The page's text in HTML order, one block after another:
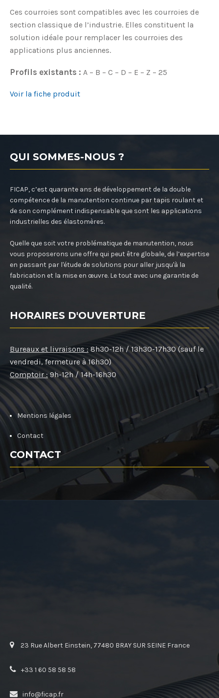
Ces courroies sont compatibles avec les courroies de
section classique de l’industrie. Elles constituent la
solution idéale pour remplacer les courroies des
applications plus anciennes.
Profils existants : A – B – C – D – E – Z – 25
Voir la fiche produit
QUI SOMMES-NOUS ?
FICAP, c’est quarante ans de développement de la double
compétence de la manutention continue par tapis roulant et
de son complément indispensable que sont les applications
industrielles des élastomères.
Quelle que soit votre problématique de manutention, nous
vous proposerons une offre qui peut être globale, de l’expertise
en passant par l'étude de solutions pour aller jusqu'à la
fabrication et la mise en œuvre. Le tout avec une garantie de
qualité.
HORAIRES D'OUVERTURE
Bureaux et livraisons : 8h30-12h / 13h30-17h30 (sauf le
vendredi, fermeture à 16h30)
Comptoir : 9h-12h / 14h-16h30
Mentions légales
Contact
CONTACT
23 Rue Albert Einstein, 77480 BRAY SUR SEINE France
+33 1 60 58 58 58
info@ficap.fr